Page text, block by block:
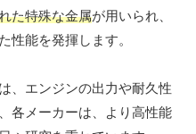
た特殊な金属が用いられ、
性能を発揮します。
、エンジンの出力や耐久性
各メーカーは、より高性能